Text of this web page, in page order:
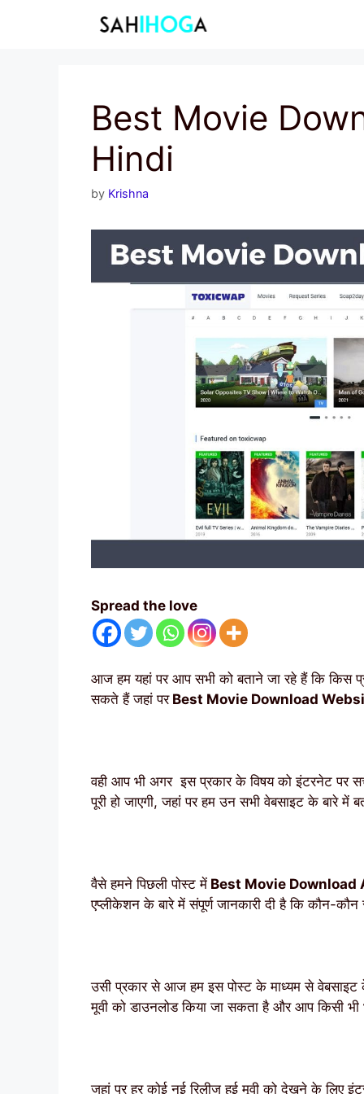
Best Movie
Hindi
by Krishna
Spread the love
आज हम यहां पर आप सभी को बताने जा रहे हैं कि किस
सकते हैं जहां परBest Movie Download
वही आप भी अगर इस प्रकार के विषय को इंटरनेट पर
पूरी हो जाएगी, जहां पर हम उन सभी वेबसाइट के बारे
वैसे हमने पिछली पोस्ट में Best Movie Download
एप्लीकेशन के बारे में संपूर्ण जानकारी दी है कि कौन-
उसी प्रकार से आज हम इस पोस्ट के माध्यम से
मूवी को डाउनलोड किया जा सकता है और आप किसी
जहां पर हर कोई नई रिलीज हुई मूवी को देखने के लिए